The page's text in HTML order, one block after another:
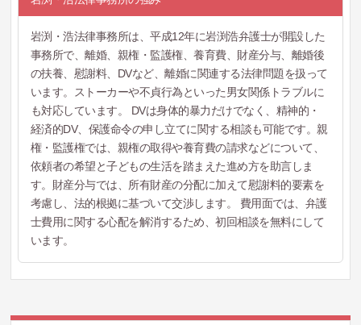
岩渕・浩法律事務所は、平成12年に岩渕浩弁護士が開設した
事務所で、離婚、親権・監護権、養育費、財産分与、離婚後
の扶養、慰謝料、DVなど、離婚に関連する法律問題を扱って
います。ストーカーや不貞行為といった男女関係トラブルに
も対応しています。 DVは身体的暴力だけでなく、精神的・
経済的DV、保護命令の申し立てに関する相談も可能です。親
権・監護権では、親権の取得や養育費の請求などについて、
依頼者の希望と子どもの生活を踏まえた進め方を助言しま
す。財産分与では、所有財産の分配に加えて慰謝料的要素を
考慮し、法的根拠に基づいて交渉します。 費用面では、弁護
士費用に関する心配を解消するため、初回相談を無料にして
います。